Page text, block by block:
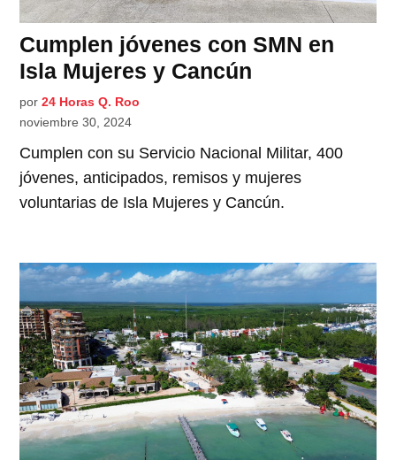
Cumplen jóvenes con SMN en
Isla Mujeres y Cancún
por 24 Horas Q. Roo
noviembre 30, 2024
Cumplen con su Servicio Nacional Militar, 400
jóvenes, anticipados, remisos y mujeres
voluntarias de Isla Mujeres y Cancún.